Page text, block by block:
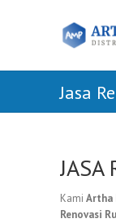
Jasa
JASA
Kami Artha
Renovasi